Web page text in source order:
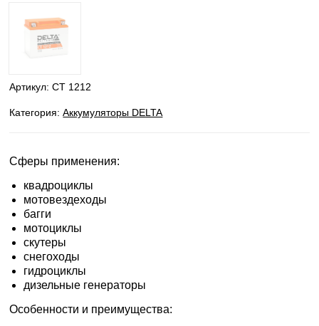
Артикул:CT 1212
Категория:Аккумуляторы DELTA
Сферы применения:
квадроциклы
мотовездеходы
багги
мотоциклы
скутеры
снегоходы
гидроциклы
дизельные генераторы
Особенности и преимущества: